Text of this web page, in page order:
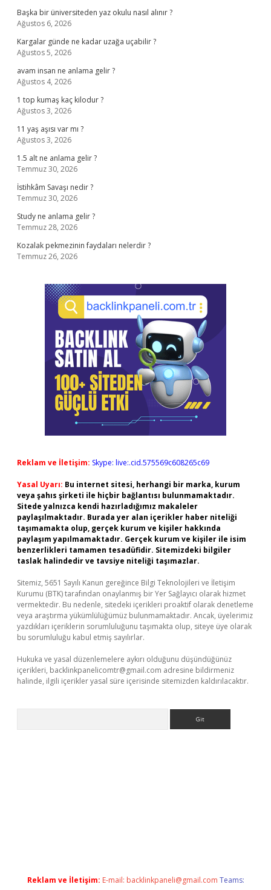
Başka bir üniversiteden yaz okulu nasıl alınır ?
Ağustos 6, 2026
Kargalar günde ne kadar uzağa uçabilir ?
Ağustos 5, 2026
avam insan ne anlama gelir ?
Ağustos 4, 2026
1 top kumaş kaç kilodur ?
Ağustos 3, 2026
11 yaş aşısı var mı ?
Ağustos 3, 2026
1.5 alt ne anlama gelir ?
Temmuz 30, 2026
İstihkâm Savaşı nedir ?
Temmuz 30, 2026
Study ne anlama gelir ?
Temmuz 28, 2026
Kozalak pekmezinin faydaları nelerdir ?
Temmuz 26, 2026
Reklam ve İletişim: Skype: live:.cid.575569c608265c69
Yasal Uyarı: Bu internet sitesi, herhangi bir marka, kurum
veya şahıs şirketi ile hiçbir bağlantısı bulunmamaktadır.
Sitede yalnızca kendi hazırladığımız makaleler
paylaşılmaktadır. Burada yer alan içerikler haber niteliği
taşımamakta olup, gerçek kurum ve kişiler hakkında
paylaşım yapılmamaktadır. Gerçek kurum ve kişiler ile isim
benzerlikleri tamamen tesadüfidir. Sitemizdeki bilgiler
taslak halindedir ve tavsiye niteliği taşımazlar.
Sitemiz, 5651 Sayılı Kanun gereğince Bilgi Teknolojileri ve İletişim
Kurumu (BTK) tarafından onaylanmış bir Yer Sağlayıcı olarak hizmet
vermektedir. Bu nedenle, sitedeki içerikleri proaktif olarak denetleme
veya araştırma yükümlülüğümüz bulunmamaktadır. Ancak, üyelerimiz
yazdıkları içeriklerin sorumluluğunu taşımakta olup, siteye üye olarak
bu sorumluluğu kabul etmiş sayılırlar.
Hukuka ve yasal düzenlemelere aykırı olduğunu düşündüğünüz
içerikleri, backlinkpanelicomtr@gmail.com adresine bildirmeniz
halinde, ilgili içerikler yasal süre içerisinde sitemizden kaldırılacaktır.
Reklam ve İletişim: E-mail: backlinkpaneli@gmail.com Teams: